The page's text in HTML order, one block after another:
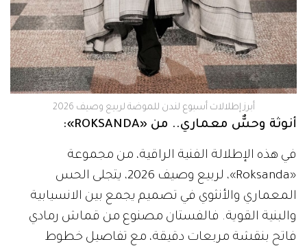
أبرز إطلالات أسبوع لندن للموضة لربيع وصيف 2026
أنوثة وحسٌّ معماري.. من «ROKSANDA»:
في هذه الإطلالة الفنية الراقية، من مجموعة
«Roksanda»، لربيع وصيف 2026، يتجلى الحس
المعماري والأنثوي في تصميم يجمع بين الانسيابية
والبنية القوية. فالفستان مصنوع من قماش رمادي
فاتح بنقشة مربعات دقيقة، مع تفاصيل خطوط